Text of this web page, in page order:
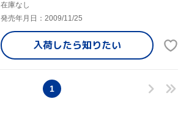
在庫なし
発売年月日：2009/11/25
入荷したら知りたい
1